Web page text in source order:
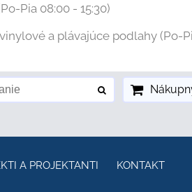
Pia 08:00 - 15:30)
a plávajúce podlahy (Po-
A PROJEKTANTI KONTAKT